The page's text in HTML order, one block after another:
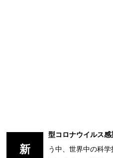
新
型コロナウイルス
う中、世界中の科